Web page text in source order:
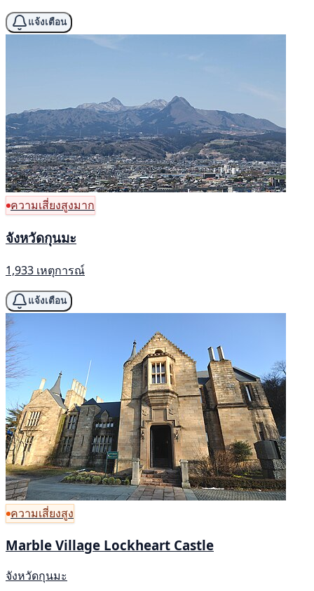
แจ้งเตือน
ความเสี่ยงสูงมาก
จังหวัดกุนมะ
1,933 เหตุการณ์
แจ้งเตือน
ความเสี่ยงสูง
Marble Village Lockheart Castle
จังหวัดกุนมะ